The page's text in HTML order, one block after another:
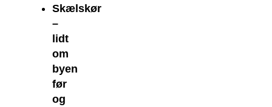
Skælskør
–
lidt
om
byen
før
og